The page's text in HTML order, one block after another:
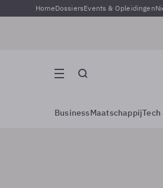
HomeDossiersEvents & Opleidingen
BusinessMaatschappij